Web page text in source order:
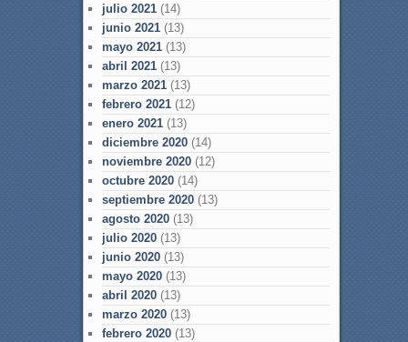
julio 2021(14)
junio 2021(13)
mayo 2021(13)
abril 2021(13)
marzo 2021(13)
febrero 2021(12)
enero 2021(13)
diciembre 2020(14)
noviembre 2020(12)
octubre 2020(14)
septiembre 2020(13)
agosto 2020(13)
julio 2020(13)
junio 2020(13)
mayo 2020(13)
abril 2020(13)
marzo 2020(13)
febrero 2020(13)